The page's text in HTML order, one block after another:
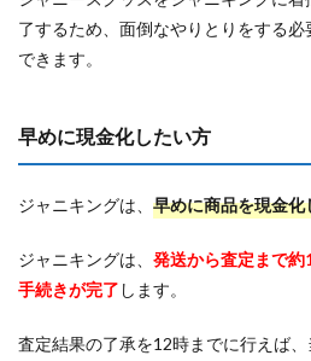
了するため、面倒なやりとりをする
できます。
早めに現金化したい方
ジャニキングは、 早めに商品を現金
ジャニキングは、 発送から査定まで約
手続きが完了 します。
査定結果の了承を12時までに行えば、